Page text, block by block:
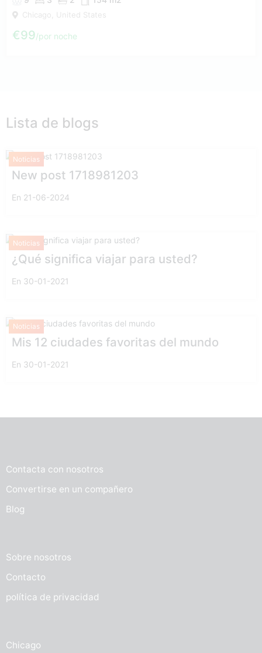
Chicago, United States
€99 por noche
Lista de blogs
Noticias
New post 1718981203
En 21-06-2024
Noticias
¿Qué significa viajar para usted?
En 30-01-2021
Noticias
Mis 12 ciudades favoritas del mundo
En 30-01-2021
Contacta con nosotros
Convertirse en un compañero
Blog
Sobre nosotros
Contacto
política de privacidad
Chicago